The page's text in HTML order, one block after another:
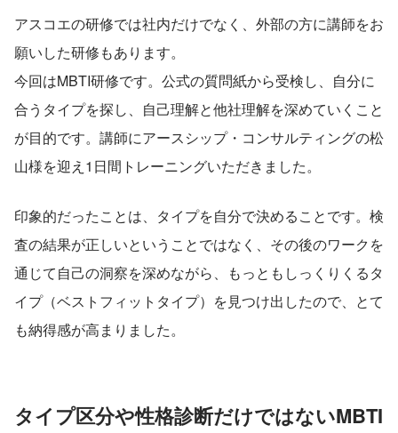
アスコエの研修では社内だけでなく、外部の方に講師をお
願いした研修もあります。
今回はMBTI研修です。公式の質問紙から受検し、自分に
合うタイプを探し、自己理解と他社理解を深めていくこと
が目的です。講師にアースシップ・コンサルティングの松
山様を迎え1日間トレーニングいただきました。
印象的だったことは、タイプを自分で決めることです。検
査の結果が正しいということではなく、その後のワークを
通じて自己の洞察を深めながら、もっともしっくりくるタ
イプ（ベストフィットタイプ）を見つけ出したので、とて
も納得感が高まりました。
タイプ区分や性格診断だけではないMBTI